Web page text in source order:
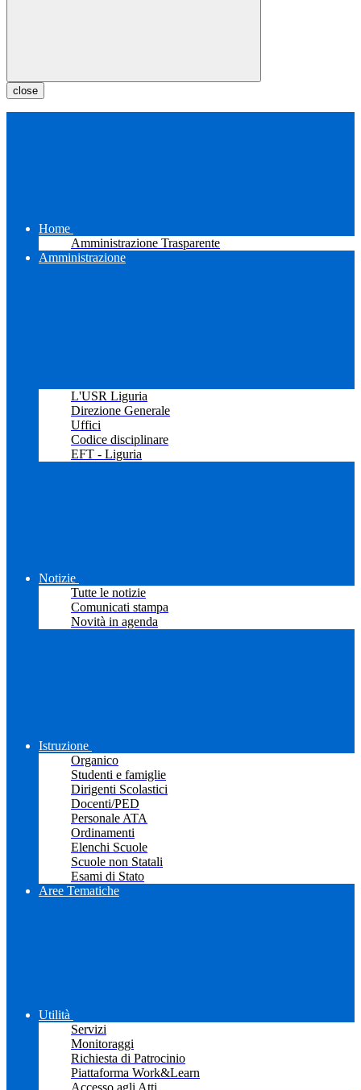
close
Home
Amministrazione Trasparente
Amministrazione
L'USR Liguria
Direzione Generale
Uffici
Codice disciplinare
EFT - Liguria
Notizie
Tutte le notizie
Comunicati stampa
Novità in agenda
Istruzione
Organico
Studenti e famiglie
Dirigenti Scolastici
Docenti/PED
Personale ATA
Ordinamenti
Elenchi Scuole
Scuole non Statali
Esami di Stato
Aree Tematiche
Utilità
Servizi
Monitoraggi
Richiesta di Patrocinio
Piattaforma Work&Learn